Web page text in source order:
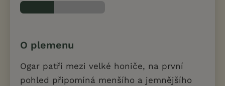
O plemenu
Ogar patří mezi velké honiče, na první
pohled připomíná menšího a jemnějšího